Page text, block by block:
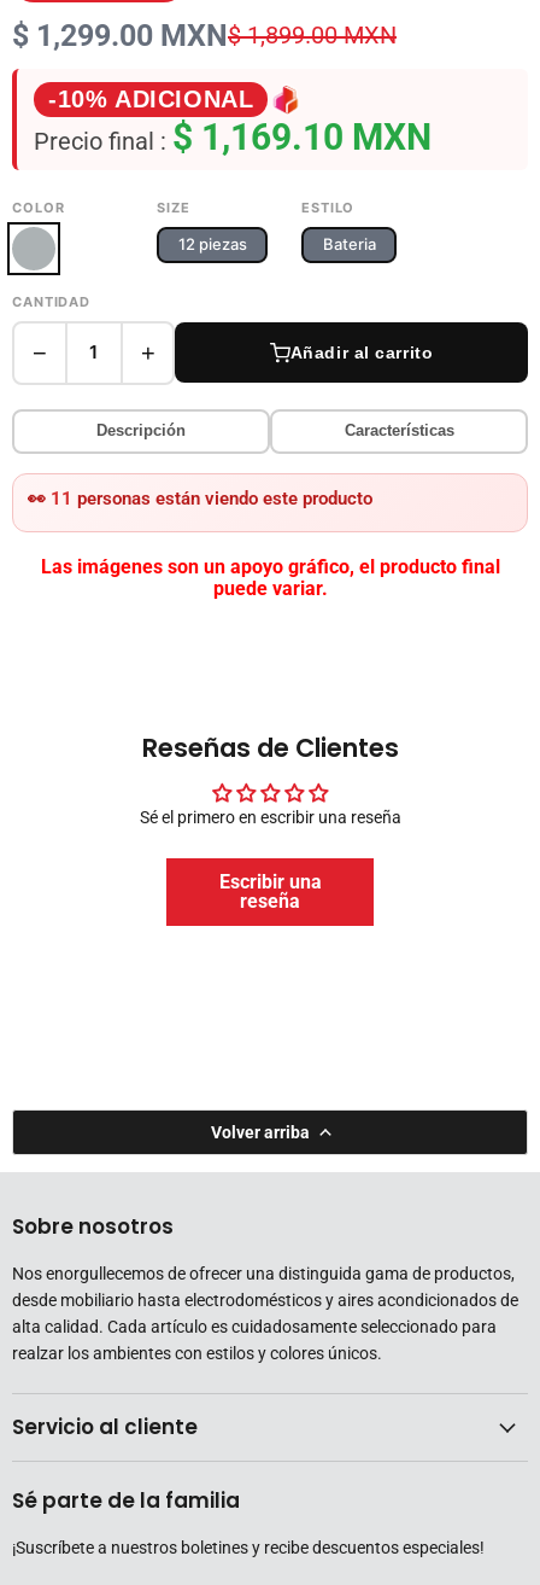
$ 1,299.00 MXN$ 1,899.00 MXN
-10% ADICIONAL
Precio final : $ 1,169.10 MXN
COLOR SIZE
12 piezas
ESTILO
Bateria
CANTIDAD
− 1 + Añadir al carrito
Descripción Características
👀 11 personas están viendo este producto
Las imágenes son un apoyo gráfico, el producto final
puede variar.
Reseñas de Clientes
Sé el primero en escribir una reseña
Escribir una
reseña
Volver arriba
Sobre nosotros
Nos enorgullecemos de ofrecer una distinguida gama de productos,
desde mobiliario hasta electrodomésticos y aires acondicionados de
alta calidad. Cada artículo es cuidadosamente seleccionado para
realzar los ambientes con estilos y colores únicos.
Servicio al cliente
Sé parte de la familia
¡Suscríbete a nuestros boletines y recibe descuentos especiales!